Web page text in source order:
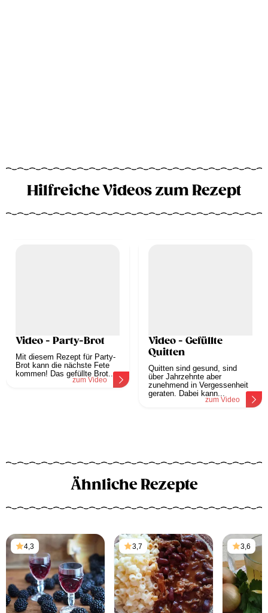
Hilfreiche Videos zum Rezept
Video - Party-Brot
Mit diesem Rezept für Party-
Brot kann die nächste Fete
kommen! Das gefüllte Brot...
zum Video
Video - Gefüllte
Quitten
Quitten sind gesund, sind
über Jahrzehnte aber
zunehmend in Vergessenheit
geraten. Dabei kann...
zum Video
Ähnliche Rezepte
4,3 3,7 3,6